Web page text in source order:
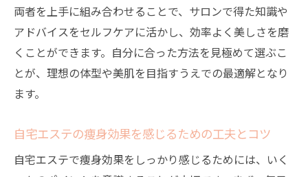
両者を上手に組み合わせることで、サロンで得た知識や
アドバイスをセルフケアに活かし、効率よく美しさを磨
くことができます。自分に合った方法を見極めて選ぶこ
とが、理想の体型や美肌を目指すうえでの最適解となり
ます。
自宅エステの痩身効果を感じるための工夫とコツ
自宅エステで痩身効果をしっかり感じるためには、いく